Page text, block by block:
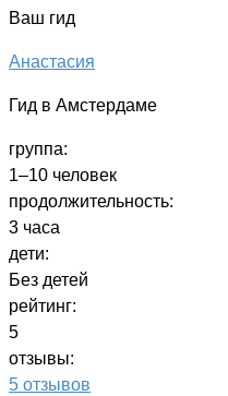
Ваш гид
Анастасия
Гид в Амстердаме
группа:
1–10 человек
продолжительность:
3 часа
дети:
Без детей
рейтинг:
5
отзывы:
5 отзывов